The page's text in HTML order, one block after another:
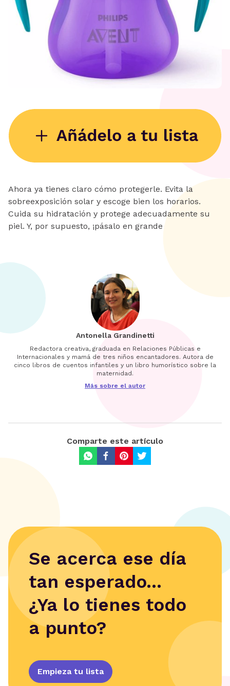
Ahora ya tienes claro cómo protegerle. Evita la
sobreexposición solar y escoge bien los horarios.
Cuida su hidratación y protege adecuadamente su
piel. Y, por supuesto, ¡pásalo en grande
Antonella Grandinetti
Redactora creativa, graduada en Relaciones Públicas e
Internacionales y mamá de tres niños encantadores. Autora de
cinco libros de cuentos infantiles y un libro humorístico sobre la
maternidad.
Más sobre el autor
Comparte este artículo
Se acerca ese día
tan esperado...
¿Ya lo tienes todo
a punto?
Empieza tu lista